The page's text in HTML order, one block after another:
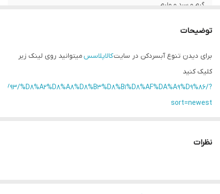
گرم و سرد و ولرم
رنگ
طراحی آبریز
توضیحات
برای دیدن تنوع آبسردکن در سایتکالاپلاسسمیتوانید روی لینک زیر
کلیک کنید
%D8%A2%D8%A8%D8%B3%D8%B1%D8%AF%DA%A9%D9%86/?
sort=newest
نظرات